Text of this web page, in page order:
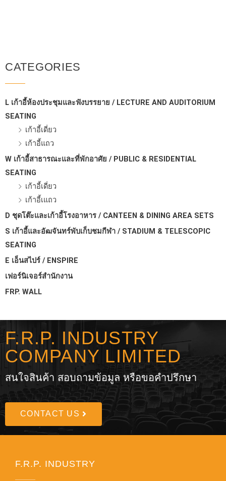
CATEGORIES
L เก้าอี้ห้องประชุมและฟังบรรยาย / LECTURE AND AUDITORIUM
SEATING
เก้าอี้เดี่ยว
เก้าอี้แถว
W เก้าอี้สาธารณะและที่พักอาศัย / PUBLIC & RESIDENTIAL
SEATING
เก้าอี้เดี่ยว
เก้าอี้เแถว
D ชุดโต๊ะและเก้าอี้โรงอาหาร / CANTEEN & DINING AREA SETS
S เก้าอี้และอัฒจันทร์พับเก็บชมกีฬา / STADIUM & TELESCOPIC
SEATING
E เอ็นสไปร์ / ENSPIRE
เฟอร์นิเจอร์สำนักงาน
FRP. WALL
F.R.P. INDUSTRY
COMPANY LIMITED
สนใจสินค้า สอบถามข้อมูล หรือขอคำปรึกษา
CONTACT US
F.R.P. INDUSTRY